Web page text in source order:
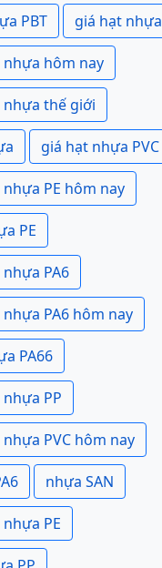
PBT giá hạt nhựa
hôm nay
thế giới
giá hạt nhựa PVC
PE hôm nay
PE
PA6
PA6 hôm nay
PA66
PP
PVC hôm nay
nhựa SAN
PE